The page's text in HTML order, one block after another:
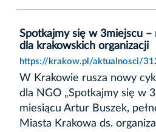
Spotkajmy się w 3miejscu
dla krakowskich organizacji
https://krakow.pl/aktualnosci/
W Krakowie rusza nowy
dla NGO „Spotkajmy się w
miesiącu Artur Buszek,
Miasta Krakowa ds.